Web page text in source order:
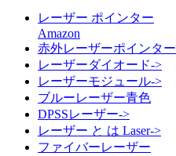
レーザー ポインター
Amazon
赤外レーザーポインター
レーザーダイオード->
レーザーモジュール->
ブルーレーザー青色
DPSSレーザー->
レーザー と は Laser->
ファイバーレーザー